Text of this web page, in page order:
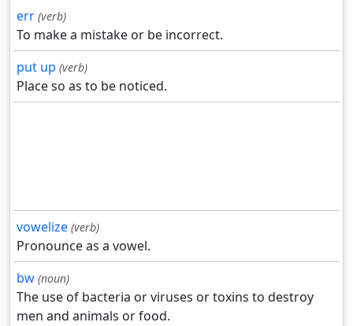
err (verb)
To make a mistake or be incorrect.
put up (verb)
Place so as to be noticed.
vowelize (verb)
Pronounce as a vowel.
bw (noun)
The use of bacteria or viruses or toxins to destroy
men and animals or food.